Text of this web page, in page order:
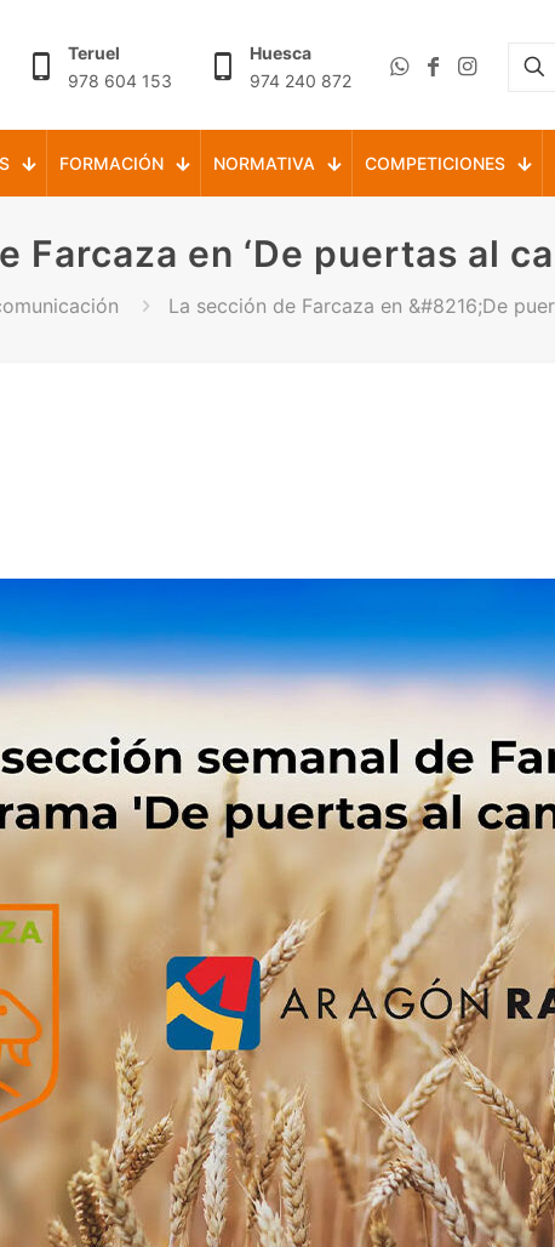
Teruel
978 604 153
Huesca
974 240 872
FORMACIÓN NORMATIVA COMPETICIONES
Farcaza en ‘De puertas al
La sección de Farcaza en &#8216;De